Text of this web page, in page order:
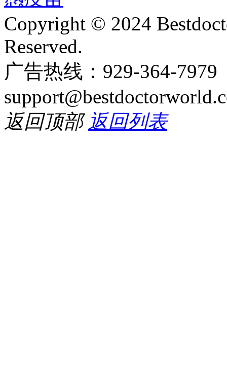
Copyright © 2024
Reserved.
广告热线：929-364-
返回顶部 返回列表